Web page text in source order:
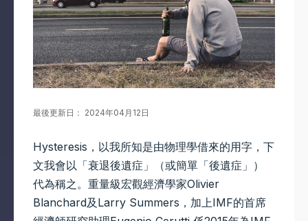
最後更新日： 2024年04月12日
Hysteresis，以我所知是由物理學借來的用字，下
文我會以「衰退後遺症」（或簡單「後遺症」）
代為稱之。重量級宏觀經濟學家Olivier
Blanchard及Larry Summers，加上IMF的首席